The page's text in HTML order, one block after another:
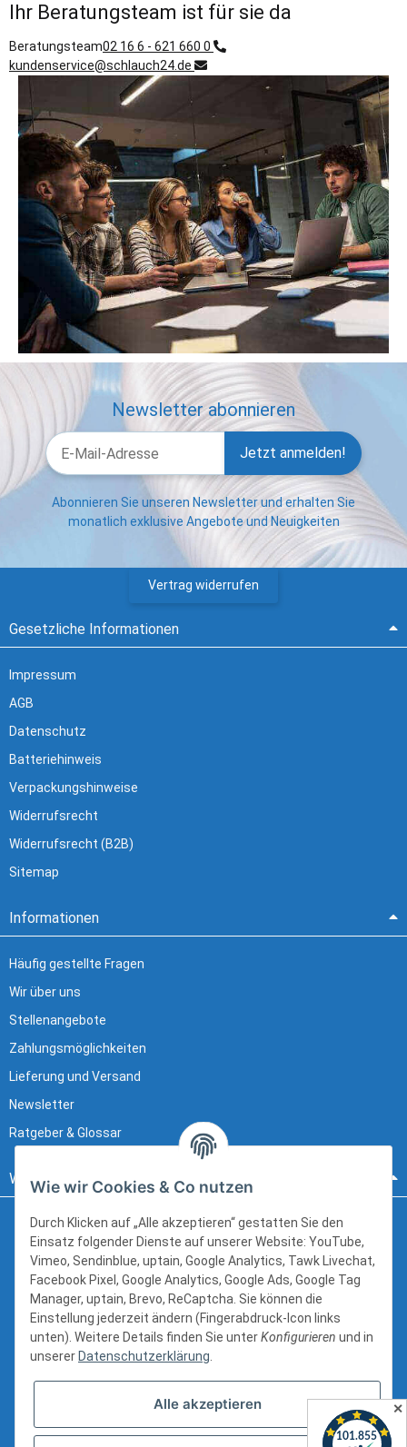
Ihr Beratungsteam ist für sie da
Beratungsteam02 16 6 - 621 660 0
kundenservice@schlauch24.de
Newsletter abonnieren
Jetzt anmelden!
Abonnieren Sie unseren Newsletter und erhalten Sie
monatlich exklusive Angebote und Neuigkeiten
Vertrag widerrufen
Gesetzliche Informationen
Impressum
AGB
Datenschutz
Batteriehinweis
Verpackungshinweise
Widerrufsrecht
Widerrufsrecht (B2B)
Sitemap
Informationen
Häufig gestellte Fragen
Wir über uns
Stellenangebote
Zahlungsmöglichkeiten
Lieferung und Versand
Newsletter
Ratgeber & Glossar
Wir beraten sie gerne:
Hanns-Martin-Schleyer-Straße 12
41199 Mönchengladbach
kundenservice@schlauch24.de
+49 (0) 2166 6216600
Bürozeiten:
Wie wir Cookies & Co nutzen
Durch Klicken auf „Alle akzeptieren“ gestatten Sie den
Einsatz folgender Dienste auf unserer Website: YouTube,
Vimeo, Sendinblue, uptain, Google Analytics, Tawk Livechat,
Facebook Pixel, Google Analytics, Google Ads, Google Tag
Manager, uptain, Brevo, ReCaptcha. Sie können die
Einstellung jederzeit ändern (Fingerabdruck-Icon links
unten). Weitere Details finden Sie unterKonfigurieren und in
unserer Datenschutzerklärung.
Alle akzeptieren ✕